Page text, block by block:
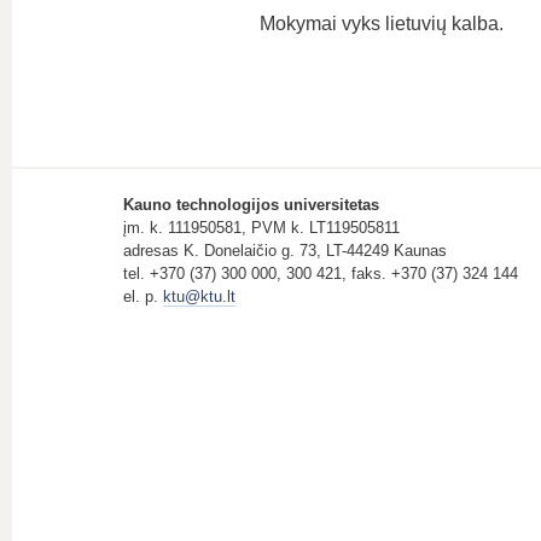
Mokymai vyks lietuvių kalba.
Kauno technologijos universitetas
įm. k. 111950581, PVM k. LT119505811
adresas K. Donelaičio g. 73, LT-44249 Kaunas
tel. +370 (37) 300 000, 300 421, faks. +370 (37) 324 144
el. p. ktu@ktu.lt